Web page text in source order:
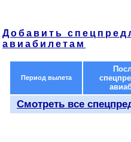
Добавить
авиабилетам
Период вылета
Смотреть все